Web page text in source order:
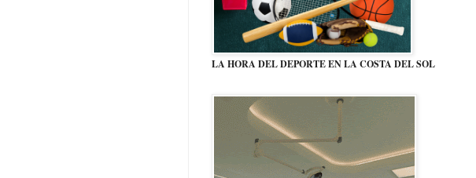
LA HORA DEL DEPORTE EN LA COSTA DEL SOL